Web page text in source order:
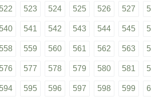
522 523 524 525 526 527
540 541 542 543 544 545
558 559 560 561 562 563
576 577 578 579 580 581
594 595 596 597 598 599